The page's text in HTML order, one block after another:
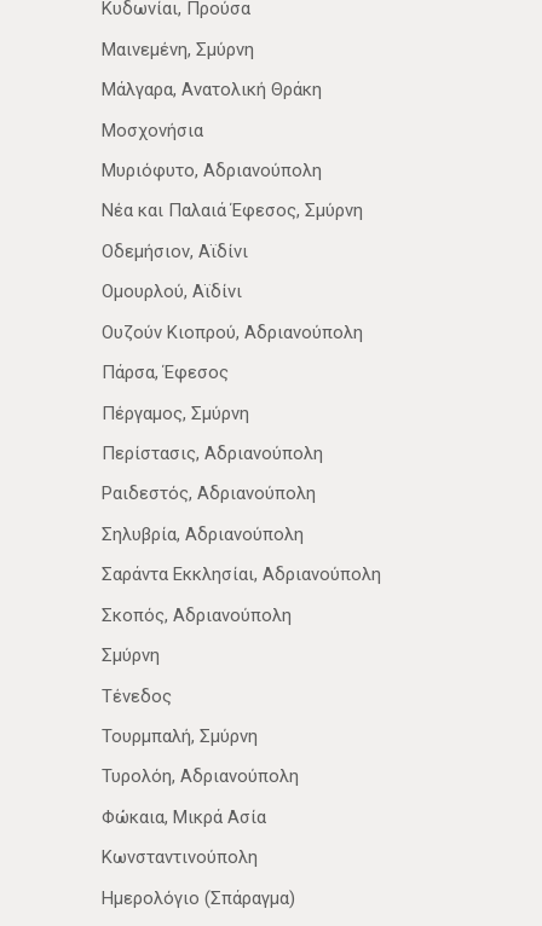
Κυδωνίαι, Προύσα
Μαινεμένη, Σμύρνη
Μάλγαρα, Ανατολική Θράκη
Μοσχονήσια
Μυριόφυτο, Αδριανούπολη
Νέα­ και Παλαιά Έφεσος, Σμύρνη
Οδεμήσιον, Αϊδίνι
Ομουρλού, Αϊδίνι
Ουζούν Κιοπρού, Αδριανούπολη
Πάρσα, Έφεσος
Πέργαμος, Σμύρνη
Περίστασις, Αδριανούπολη
Ραιδεστός, Αδριανούπολη
Σηλυβρία, Αδριανούπολη
Σαράντα Εκκλησίαι, Αδριανούπολη
Σκοπός, Αδριανούπολη
Σμύρνη
Τένεδος
Τουρμπαλή, Σμύρνη
Τυρολόη, Αδριανούπολη
Φώκαια, Μικρά Ασία
Κωνσταντινούπολη
Ημερολόγιο (Σπάραγμα)